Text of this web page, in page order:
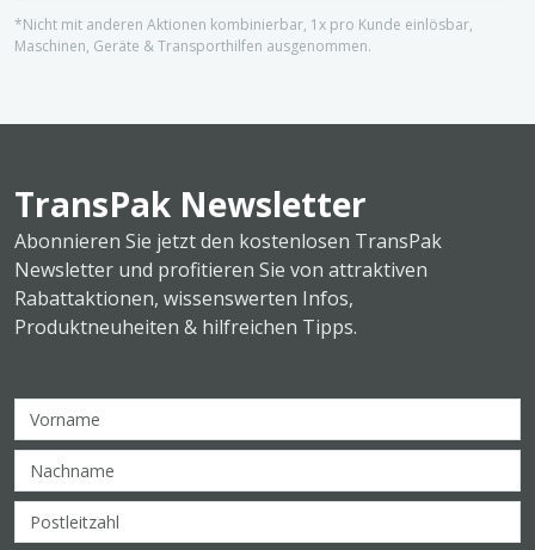
*Nicht mit anderen Aktionen kombinierbar, 1x pro Kunde einlösbar,
Maschinen, Geräte & Transporthilfen ausgenommen.
TransPak Newsletter
Abonnieren Sie jetzt den kostenlosen TransPak
Newsletter und profitieren Sie von attraktiven
Rabattaktionen, wissenswerten Infos,
Produktneuheiten & hilfreichen Tipps.